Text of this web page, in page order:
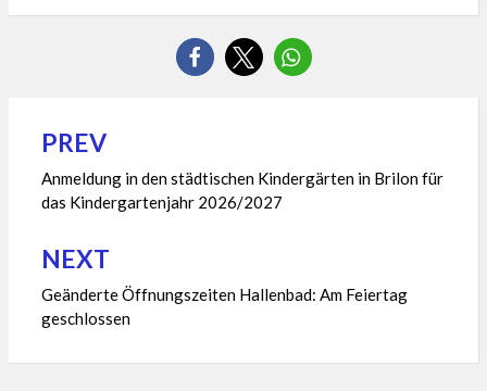
Beitragsnavigation
PREV
Anmeldung in den städtischen Kindergärten in Brilon für
das Kindergartenjahr 2026/2027
NEXT
Geänderte Öffnungszeiten Hallenbad: Am Feiertag
geschlossen